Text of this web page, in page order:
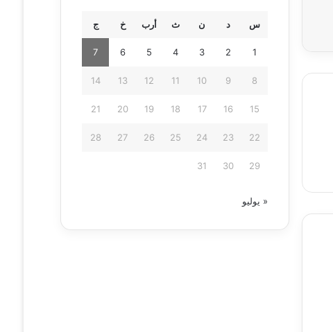
س د ن ث أرب خ ج
1
2
3
4
5
6
7
8
9
10
11
12
13
14
15
16
17
18
19
20
21
22
23
24
25
26
27
28
29
30
31
« يوليو